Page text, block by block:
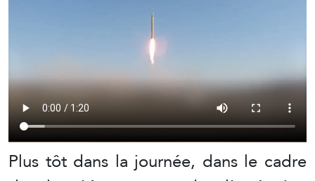
Plus tôt dans la journée, dans le cadre